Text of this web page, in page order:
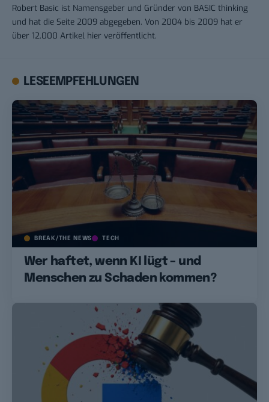
Robert Basic ist Namensgeber und Gründer von BASIC thinking
und hat die Seite 2009 abgegeben. Von 2004 bis 2009 hat er
über 12.000 Artikel hier veröffentlicht.
LESEEMPFEHLUNGEN
BREAK/THE NEWS TECH
Wer haftet, wenn KI lügt – und
Menschen zu Schaden kommen?